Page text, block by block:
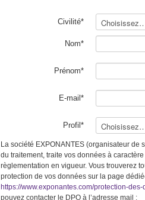
Civilité*
Nom*
Prénom*
E-mail*
Profil*
La société EXPONANTES (organisateur de
du traitement, traite vos données à
règlementation en vigueur. Vous trouverez
protection de vos données sur la page
https://www.exponantes.com/protection-
pouvez contacter le DPO à l’adresse mail :